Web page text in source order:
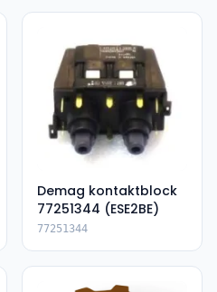
Demag kontaktblock
77251344 (ESE2BE)
77251344